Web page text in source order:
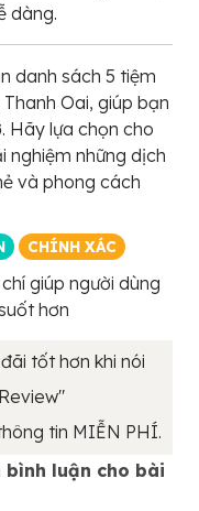
dàng.
danh sách 5 tiệm
Oai, giúp bạn
Hãy lựa chọn cho
nghiệm những dịch
và phong cách
CHÍNH XÁC
giúp người dùng
hơn
tốt hơn khi nói
tin MIỄN PHÍ.
bình luận cho bài